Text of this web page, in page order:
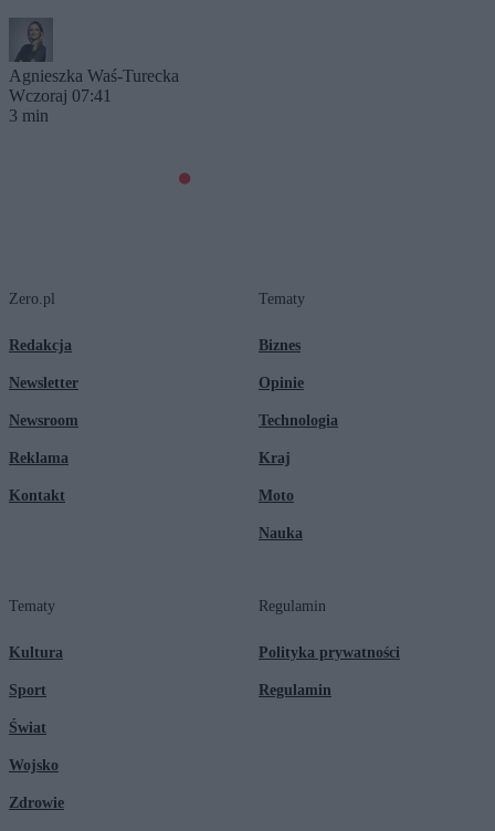
Agnieszka Waś-Turecka
Wczoraj 07:41
3 min
Zero.pl
Redakcja
Newsletter
Newsroom
Reklama
Kontakt
Tematy
Biznes
Opinie
Technologia
Kraj
Moto
Nauka
Tematy
Kultura
Sport
Świat
Wojsko
Zdrowie
Regulamin
Polityka prywatności
Regulamin